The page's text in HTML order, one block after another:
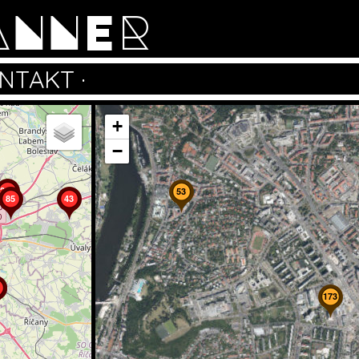
·
43
85
202
53
173
+
−